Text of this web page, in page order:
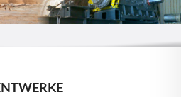
ANWENDUNG
DIENSTE